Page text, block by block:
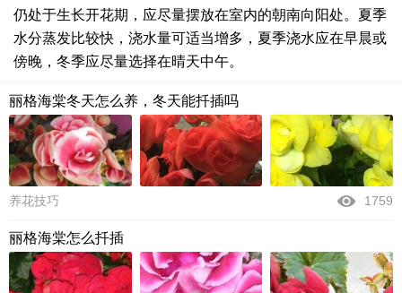
仍处于生长开花期，应尽量摆放在室内的朝南向阳处。夏季
水分蒸发比较快，浇水量可适当增多，夏季浇水应在早晨或
傍晚，冬季应尽量选择在晴天中午。
丽格海棠冬天怎么养，冬天能扦插吗
养花技巧 1759
丽格海棠怎么扦插